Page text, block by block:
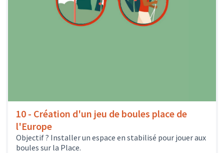
10 - Création d'un jeu de boules place de
l'Europe
Objectif ? Installer un espace en stabilisé pour jouer aux
boules sur la Place.